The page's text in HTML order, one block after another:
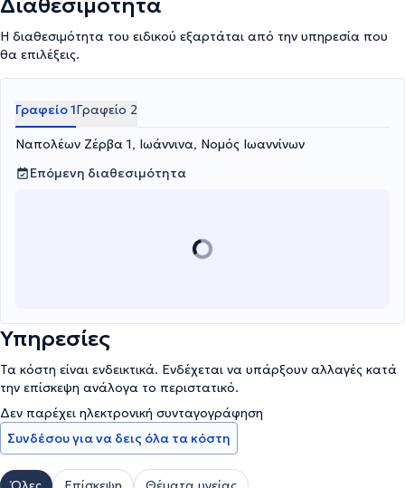
Διαθεσιμότητα
Η διαθεσιμότητα του ειδικού εξαρτάται από την υπηρεσία που
θα επιλέξεις.
Γραφείο 1Γραφείο 2
Ναπολέων Ζέρβα 1, Ιωάννινα, Νομός Ιωαννίνων
Επόμενη διαθεσιμότητα
Υπηρεσίες
Τα κόστη είναι ενδεικτικά. Ενδέχεται να υπάρξουν αλλαγές κατά
την επίσκεψη ανάλογα το περιστατικό.
Δεν παρέχει ηλεκτρονική συνταγογράφηση
Συνδέσου για να δεις όλα τα κόστη